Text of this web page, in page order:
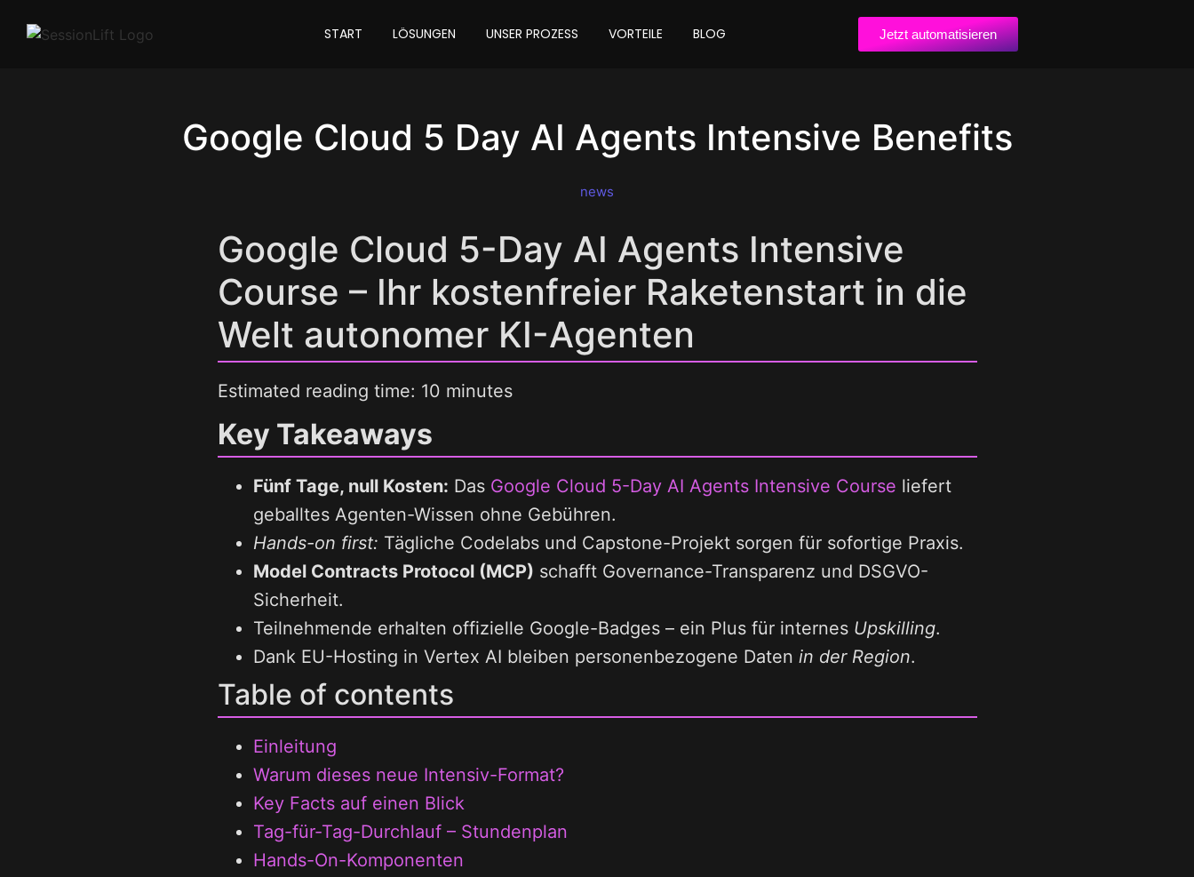
START LÖSUNGEN UNSER PROZESS VORTEILE BLOG Jetzt automatisieren
Google Cloud 5 Day AI Agents Intensive Benefits
news
Google Cloud 5-Day AI Agents Intensive
Course – Ihr kostenfreier Raketenstart in die
Welt autonomer KI-Agenten
Estimated reading time: 10 minutes
Key Takeaways
Fünf Tage, null Kosten: Das Google Cloud 5-Day AI Agents Intensive Course liefert
geballtes Agenten-Wissen ohne Gebühren.
Hands-on first: Tägliche Codelabs und Capstone-Projekt sorgen für sofortige Praxis.
Model Contracts Protocol (MCP) schafft Governance-Transparenz und DSGVO-
Sicherheit.
Teilnehmende erhalten offizielle Google-Badges – ein Plus für internes Upskilling.
Dank EU-Hosting in Vertex AI bleiben personenbezogene Daten in der Region.
Table of contents
Einleitung
Warum dieses neue Intensiv-Format?
Key Facts auf einen Blick
Tag-für-Tag-Durchlauf – Stundenplan
Hands-On-Komponenten